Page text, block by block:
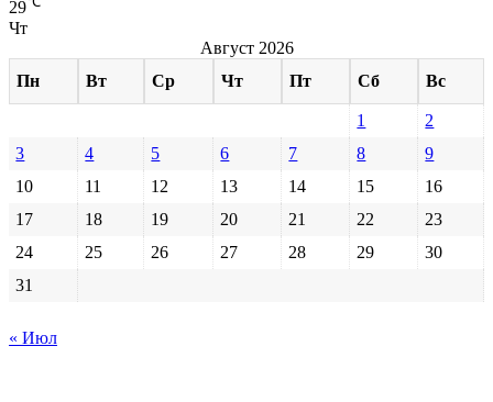
29
Чт
Август 2026
Пн
Вт Ср Чт Пт Сб Вс
1
2
3
4 5 6 7 8
9
10
11 12 13 14 15
16
17
18 19 20 21 22
23
24
25 26 27 28 29
30
31
« Июл